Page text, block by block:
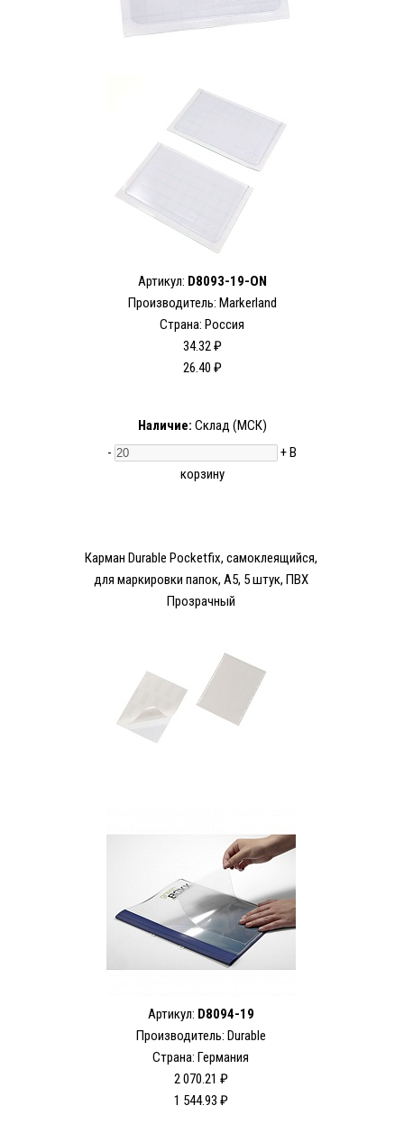
Артикул: D8093-19-ON
Производитель: Markerland
Страна: Россия
34.32 ₽
26.40 ₽
Наличие: Склад (МСК)
-
+В
корзину
Карман Durable Pocketfix, самоклеящийся,
для маркировки папок, А5, 5 штук, ПВХ
Прозрачный
Артикул: D8094-19
Производитель: Durable
Страна: Германия
2 070.21 ₽
1 544.93 ₽